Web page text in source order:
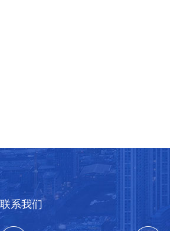
联系我们